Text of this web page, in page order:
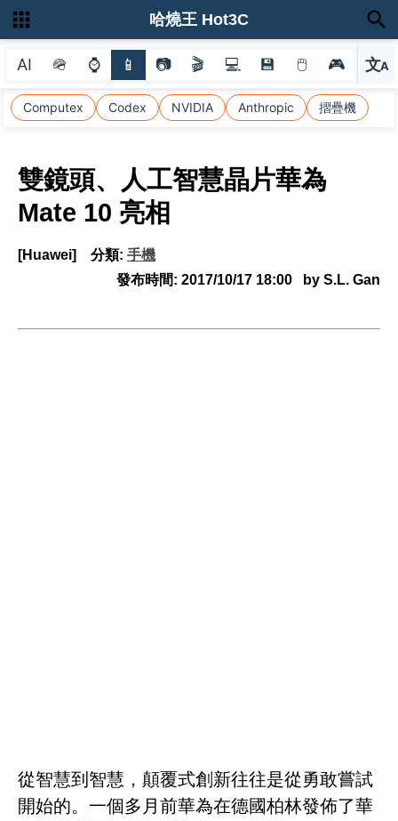
AI 🪖 ⌚ 📱 📷 🎬 💻 💾 🖱 🎮 文A
選
Computex Codex NVIDIA Anthropic 摺疊機
哈燒王 Hot3C
雙鏡頭、人工智慧晶片華為
Mate 10 亮相
[Huawei] 分類: 手機
發布時間: 2017/10/17 18:00 by S.L. Gan
從智慧到智慧，顛覆式創新往往是從勇敢嘗試
開始的。一個多月前華為在德國柏林發佈了華